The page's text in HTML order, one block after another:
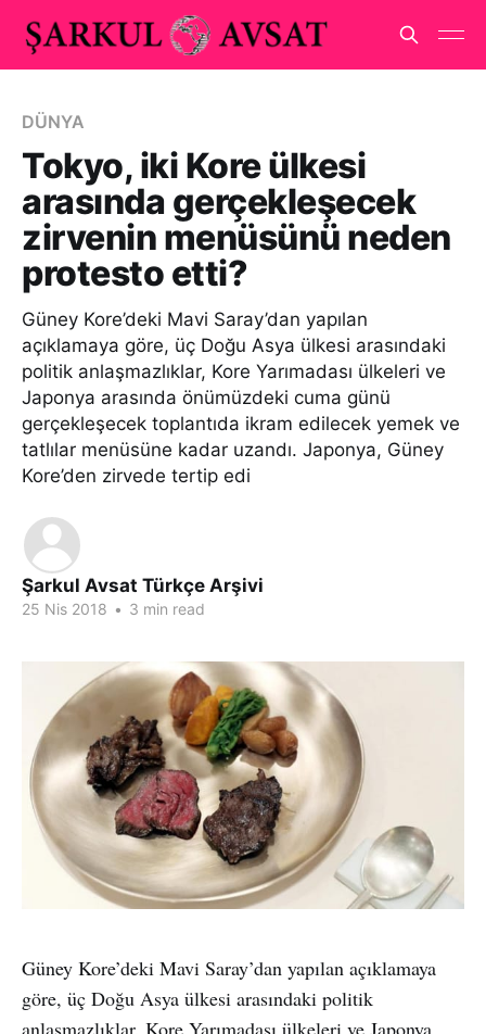
DÜNYA
Tokyo, iki Kore ülkesi
arasında gerçekleşecek
zirvenin menüsünü neden
protesto etti?
Güney Kore’deki Mavi Saray’dan yapılan
açıklamaya göre, üç Doğu Asya ülkesi arasındaki
politik anlaşmazlıklar, Kore Yarımadası ülkeleri ve
Japonya arasında önümüzdeki cuma günü
gerçekleşecek toplantıda ikram edilecek yemek ve
tatlılar menüsüne kadar uzandı. Japonya, Güney
Kore’den zirvede tertip edi
Şarkul Avsat Türkçe Arşivi
25 Nis 2018 • 3 min read
Güney Kore’deki Mavi Saray’dan yapılan açıklamaya
göre, üç Doğu Asya ülkesi arasındaki politik
anlaşmazlıklar, Kore Yarımadası ülkeleri ve Japonya